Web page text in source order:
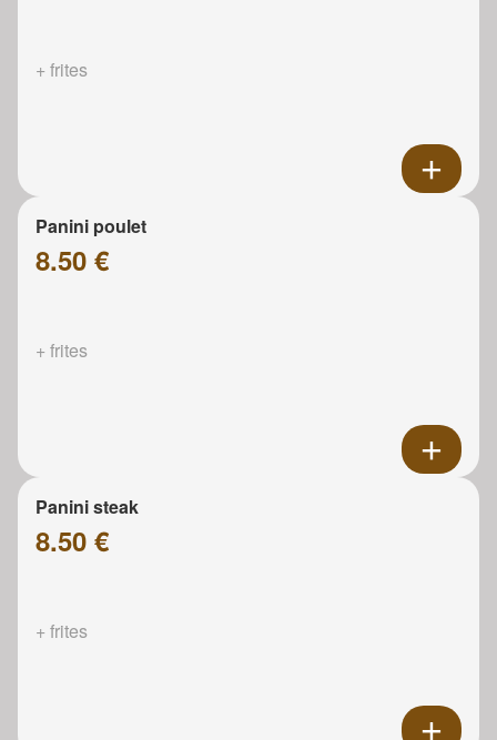
+ frites
Panini poulet
8.50 €
+ frites
Panini steak
8.50 €
+ frites